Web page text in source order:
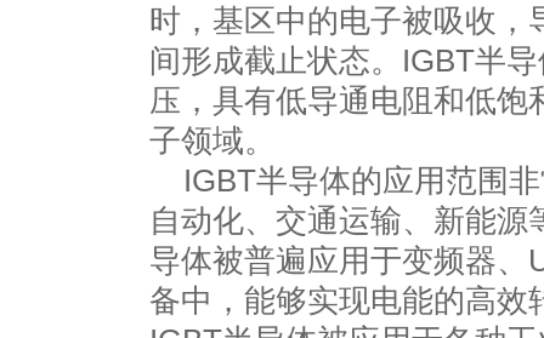
时，基区中的电子被吸收
间形成截止状态。IGBT半
压，具有低导通电阻和低
子领域。
IGBT半导体的应用范围
自动化、交通运输、新能
导体被普遍应用于变频器、
备中，能够实现电能的高效